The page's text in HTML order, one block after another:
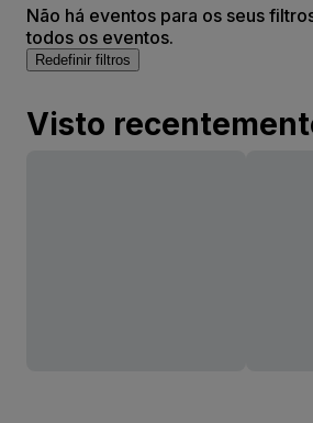
Não há eventos para os seus
todos os eventos.
Redefinir filtros
Visto